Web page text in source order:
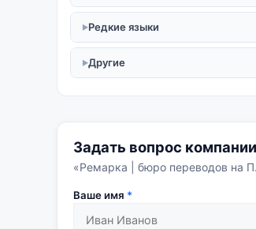
Редкие языки
Другие
Задать вопрос компании
«Ремарка | бюро переводов на
Ваше имя *